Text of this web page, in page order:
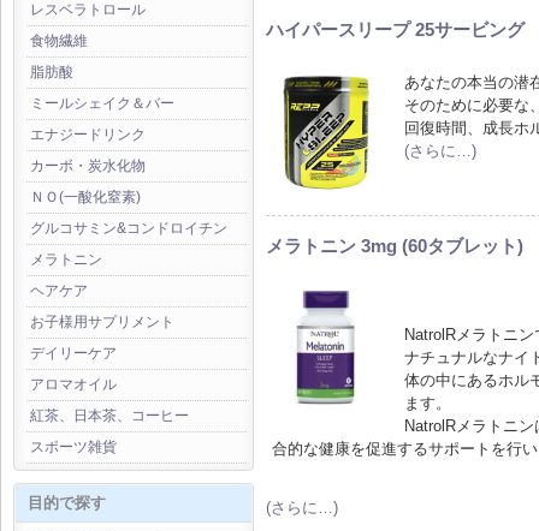
レスベラトロール
食物繊維
脂肪酸
ミールシェイク＆バー
エナジードリンク
カーボ・炭水化物
ＮＯ(一酸化窒素)
グルコサミン&コンドロイチン
メラトニン
ヘアケア
お子様用サプリメント
デイリーケア
アロマオイル
紅茶、日本茶、コーヒー
スポーツ雑貨
目的で探す
ハイパースリープ 25サービング
あなたの本当の潜
そのために必要な
回復時間、成長ホ
(さらに…)
メラトニン 3mg (60タブレット)
NatrolRメラトニ
ナチュナルなナイ
体の中にあるホル
ます。
NatrolRメラトニ
合的な健康を促進するサポートを行
(さらに…)